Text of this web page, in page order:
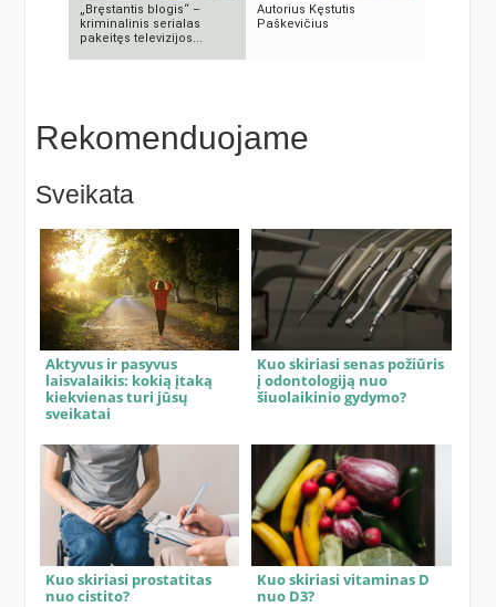
„Bręstantis blogis“ –
kriminalinis serialas
pakeitęs televizijos...
Autorius Kęstutis
Paškevičius
Rekomenduojame
Sveikata
Aktyvus ir pasyvus
laisvalaikis: kokią įtaką
kiekvienas turi jūsų
sveikatai
Kuo skiriasi senas požiūris
į odontologiją nuo
šiuolaikinio gydymo?
Kuo skiriasi prostatitas
nuo cistito?
Kuo skiriasi vitaminas D
nuo D3?